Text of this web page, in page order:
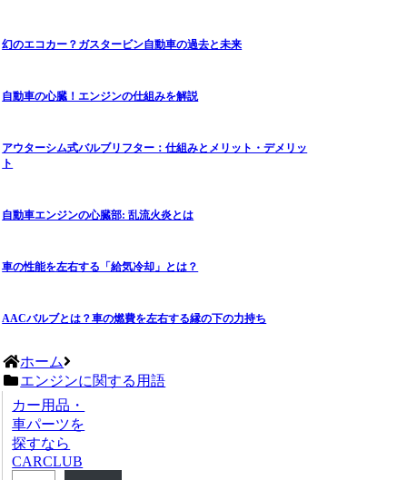
幻のエコカー？ガスタービン自動車の過去と未来
自動車の心臓！エンジンの仕組みを解説
アウターシム式バルブリフター：仕組みとメリット・デメリッ
ト
自動車エンジンの心臓部: 乱流火炎とは
車の性能を左右する「給気冷却」とは？
AACバルブとは？車の燃費を左右する縁の下の力持ち
ホーム
エンジンに関する用語
カー用品・
車パーツを
探すなら
CARCLUB